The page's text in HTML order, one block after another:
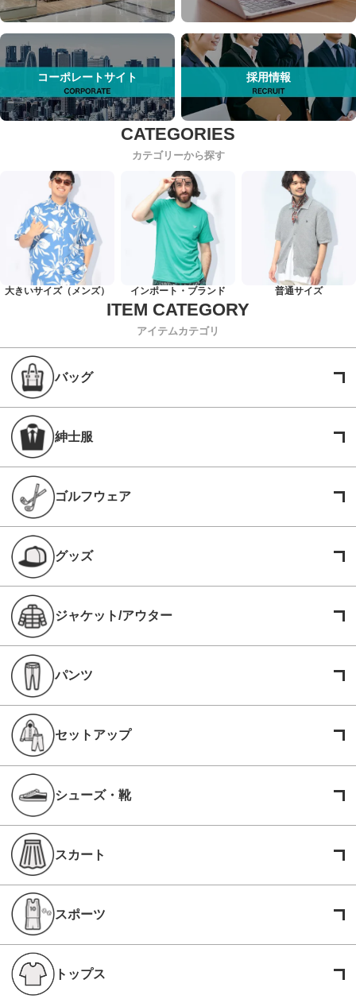
コーポレートサイト 採用情報
カテゴリーから探す
大きいサイズ（メンズ） インポート・ブランド 普通サイズ
アイテムカテゴリ
バッグ
紳士服
ゴルフウェア
グッズ
ジャケット/アウター
パンツ
セットアップ
シューズ・靴
スカート
スポーツ
トップス